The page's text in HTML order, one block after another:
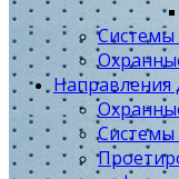
Системы
Направления
Системы